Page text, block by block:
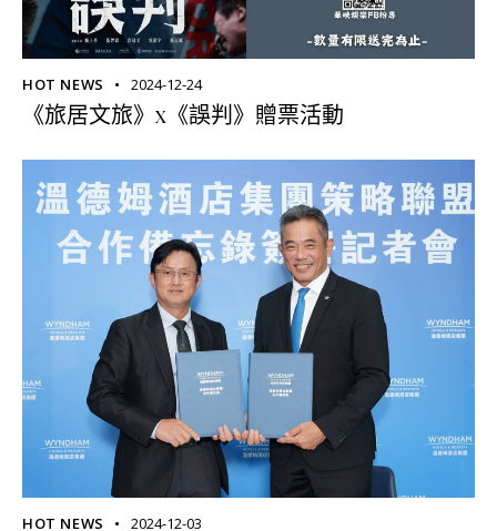
HOT NEWS 2024-12-24
《旅居文旅》x《誤判》贈票活動
HOT NEWS 2024-12-03